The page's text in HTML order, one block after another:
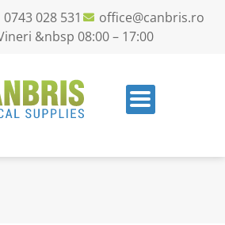
0743 028 531
office@canbris.ro
&nbsp 08:00 – 17:00